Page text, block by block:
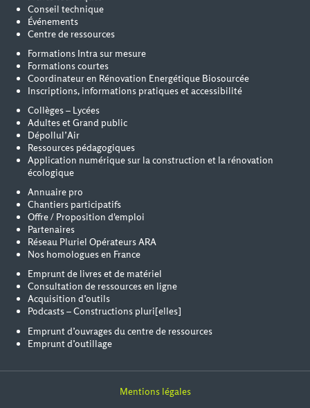
Conseil technique
Événements
Centre de ressources
Formations Intra sur mesure
Formations courtes
Coordinateur en Rénovation Energétique Biosourcée
Inscriptions, informations pratiques et accessibilité
Collèges – Lycées
Adultes et Grand public
Dépollul’Air
Ressources pédagogiques
Application numérique sur la construction et la rénovation
écologique
Annuaire pro
Chantiers participatifs
Offre / Proposition d'emploi
Partenaires
Réseau Pluriel Opérateurs ARA
Nos homologues en France
Emprunt de livres et de matériel
Consultation de ressources en ligne
Acquisition d’outils
Podcasts – Constructions pluri[elles]
Emprunt d’ouvrages du centre de ressources
Emprunt d’outillage
Mentions légales